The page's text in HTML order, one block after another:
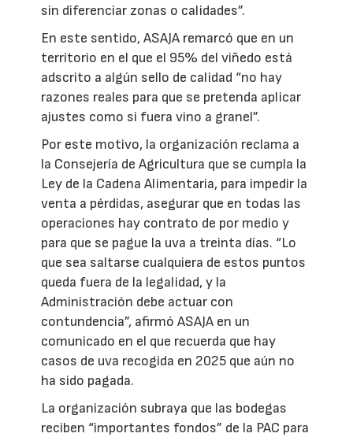
sin diferenciar zonas o calidades”.
En este sentido, ASAJA remarcó que en un
territorio en el que el 95% del viñedo está
adscrito a algún sello de calidad “no hay
razones reales para que se pretenda aplicar
ajustes como si fuera vino a granel”.
Por este motivo, la organización reclama a
la Consejería de Agricultura que se cumpla la
Ley de la Cadena Alimentaria, para impedir la
venta a pérdidas, asegurar que en todas las
operaciones hay contrato de por medio y
para que se pague la uva a treinta días. “Lo
que sea saltarse cualquiera de estos puntos
queda fuera de la legalidad, y la
Administración debe actuar con
contundencia”, afirmó ASAJA en un
comunicado en el que recuerda que hay
casos de uva recogida en 2025 que aún no
ha sido pagada.
La organización subraya que las bodegas
reciben “importantes fondos” de la PAC para